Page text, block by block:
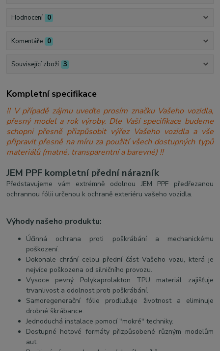
Hodnocení 0
Komentáře 0
Související zboží 3
Kompletní specifikace
!! V případě zájmu uveďte prosím značku Vašeho vozidla,
přesný model a rok výroby. Dle Vaší specifikace budeme
schopni přesně přizpůsobit výřez Vašeho vozidla a vše
připravit přesně na míru za použití všech dostupných typů
materiálů (matné, transparentní a barevné) !!
JEM PPF kompletní přední nárazník
Představujeme vám extrémně odolnou JEM PPF předřezanou
ochrannou fólii určenou k ochraně exteriéru vašeho vozidla.
Výhody našeho produktu:
Účinná ochrana proti poškrábání a mechanickému
poškození.
Dokonale chrání celou přední část Vašeho vozu, která je
nejvíce poškozena od silničního provozu.
Vysoce pevný Polykaprolakton TPU materiál zajišťuje
trvanlivost a odolnost proti poškrábání.
Samoregenerační fólie prodlužuje životnost a eliminuje
drobné škrábance.
Jednoduchá instalace pomocí "mokré" techniky.
Dostupné hotové formáty přizpůsobené různým modelům
aut.